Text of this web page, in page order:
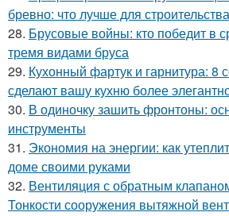
бревно: что лучше для строительства
28. Брусовые войны: кто победит в
тремя видами бруса
29. Кухонный фартук и гарнитура: 8
сделают вашу кухню более
30. В одиночку зашить фронтоны:
инструменты
31. Экономия на энергии: как
доме своими руками
32. Вентиляция с обратным
Тонкости сооружения вытяжной